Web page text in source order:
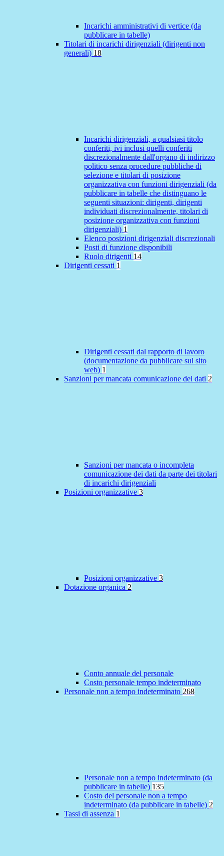
Incarichi amministrativi di vertice (da
pubblicare in tabelle)
Titolari di incarichi dirigenziali (dirigenti non
generali) 18
Incarichi dirigenziali, a qualsiasi titolo
conferiti, ivi inclusi quelli conferiti
discrezionalmente dall'organo di indirizzo
politico senza procedure pubbliche di
selezione e titolari di posizione
organizzativa con funzioni dirigenziali (da
pubblicare in tabelle che distinguano le
seguenti situazioni: dirigenti, dirigenti
individuati discrezionalmente, titolari di
posizione organizzativa con funzioni
dirigenziali) 1
Elenco posizioni dirigenziali discrezionali
Posti di funzione disponibili
Ruolo dirigenti 14
Dirigenti cessati 1
Dirigenti cessati dal rapporto di lavoro
(documentazione da pubblicare sul sito
web) 1
Sanzioni per mancata comunicazione dei dati 2
Sanzioni per mancata o incompleta
comunicazione dei dati da parte dei titolari
di incarichi dirigenziali
Posizioni organizzative 3
Posizioni organizzative 3
Dotazione organica 2
Conto annuale del personale
Costo personale tempo indeterminato
Personale non a tempo indeterminato 268
Personale non a tempo indeterminato (da
pubblicare in tabelle) 135
Costo del personale non a tempo
indeterminato (da pubblicare in tabelle) 2
Tassi di assenza 1